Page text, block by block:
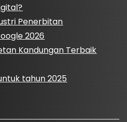
Penerbitan
2026
Kandungan Terbaik
tahun 2025